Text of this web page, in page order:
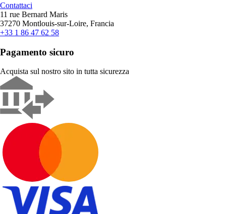
Contattaci
11 rue Bernard Maris
37270 Montlouis-sur-Loire, Francia
+33 1 86 47 62 58
Pagamento sicuro
Acquista sul nostro sito in tutta sicurezza